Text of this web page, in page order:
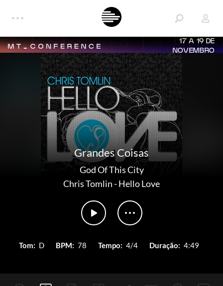
17 A 19 DE
NOVEMBRO
Grandes Coisas
God Of This City
Chris Tomlin-Hello Love
Tom: D BPM: 78 Tempo: 4/4 Duração: 4:49